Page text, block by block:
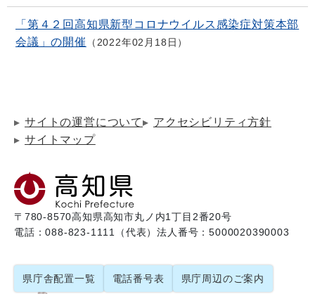
「第４２回高知県新型コロナウイルス感染症対策本部
会議」の開催
2022年02月18日
サイトの運営について
アクセシビリティ方針
サイトマップ
〒780-8570高知県高知市丸ノ内1丁目2番20号
電話：088-823-1111（代表）法人番号：5000020390003
県庁舎配置一覧 電話番号表 県庁周辺のご案内